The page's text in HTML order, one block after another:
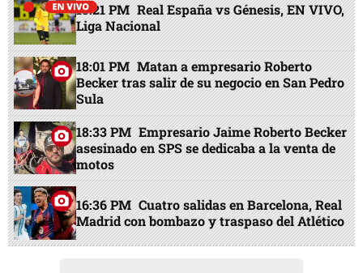
15:21 PM Real España vs Génesis, EN VIVO,
Liga Nacional
18:01 PM Matan a empresario Roberto
Becker tras salir de su negocio en San Pedro
Sula
18:33 PM Empresario Jaime Roberto Becker
asesinado en SPS se dedicaba a la venta de
motos
16:36 PM Cuatro salidas en Barcelona, Real
Madrid con bombazo y traspaso del Atlético